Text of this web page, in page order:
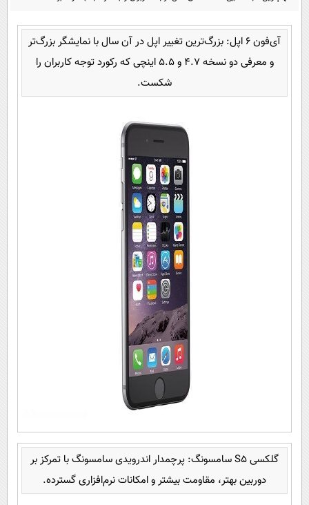
فناوری
گوناگون
حوادث
فرهنگی
بین الملل
اجتماعی
حیات وحش
سیاست خارجی
پیامک
روانشناسی
آشپزی
دانلود
آی‌فون 6 اپل: بزرگ‌ترین تغییر اپل در آن سال با نمایشگر بزرگ‌تر
و معرفی دو نسخه 4.7 و 5.5 اینچی که رکورد توجه کاربران را
شکست.
گلکسی S5 سامسونگ: پرچمدار اندرویدی سامسونگ با تمرکز بر
دوربین بهتر، مقاومت بیشتر و امکانات نرم‌افزاری گسترده.